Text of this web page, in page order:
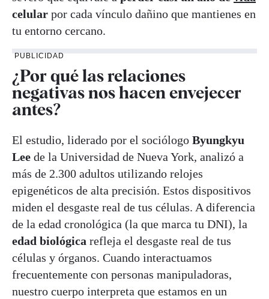
celular por cada vínculo dañino que mantienes en
tu entorno cercano.
PUBLICIDAD
¿Por qué las relaciones
negativas nos hacen envejecer
antes?
El estudio, liderado por el sociólogo Byungkyu
Lee de la Universidad de Nueva York, analizó a
más de 2.300 adultos utilizando relojes
epigenéticos de alta precisión. Estos dispositivos
miden el desgaste real de tus células. A diferencia
de la edad cronológica (la que marca tu DNI), la
edad biológica refleja el desgaste real de tus
células y órganos. Cuando interactuamos
frecuentemente con personas manipuladoras,
nuestro cuerpo interpreta que estamos en un